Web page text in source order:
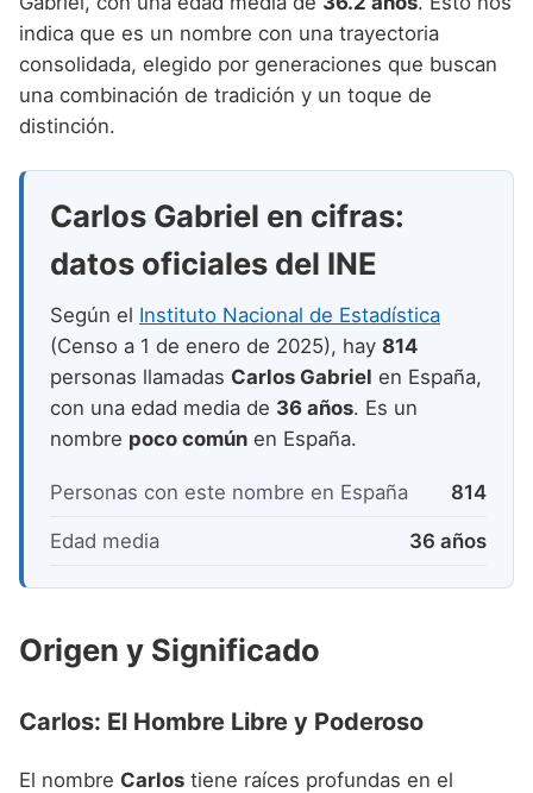
Nombres de niño que empiezan por P
Nombres de niño que empiezan por Q
Nombres de niño que empiezan por S
Nombres de niño que empiezan por T
Nombres de niño que empiezan por U
Nombres de niño que empiezan por V
Nombres de niño que empiezan por W
Nombres de niño que empiezan por X
Nombres de niño que empiezan por Y
Nombres de niño que empiezan por Z
Nombres de Niño Valencianos
Nombres de Niño Vascos
Nombres de Niño Rumanos
Nombres de Niño Rusos
indica que es un nombre con una trayectoria
consolidada, elegido por generaciones que buscan
una combinación de tradición y un toque de
distinción.
Carlos Gabriel en cifras:
datos oficiales del INE
Según el Instituto Nacional de Estadística
(Censo a 1 de enero de 2025), hay 814
personas llamadas Carlos Gabriel en España,
con una edad media de 36 años. Es un
nombre poco común en España.
Personas con este nombre en España 814
Edad media 36 años
Origen y Significado
Carlos: El Hombre Libre y Poderoso
El nombre Carlos tiene raíces profundas en el